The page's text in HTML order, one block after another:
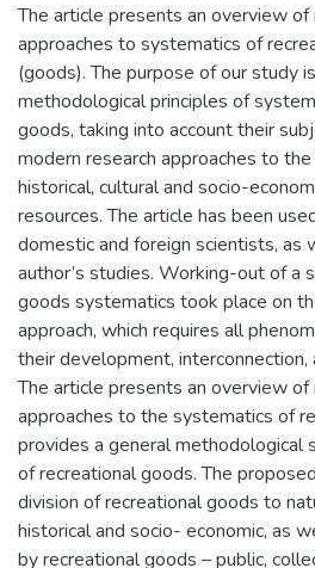
The article presents an overview of
approaches to systematics of
(goods). The purpose of our study
methodological principles of
goods, taking into account their
modern research approaches to
historical, cultural and socio-
resources. The article has been
domestic and foreign scientists, as
author’s studies. Working-out of a
goods systematics took place on
approach, which requires all
their development, interconnection,
The article presents an overview of
approaches to the systematics of
provides a general methodological
of recreational goods. The
division of recreational goods to
historical and socio- economic, as
by recreational goods – public,